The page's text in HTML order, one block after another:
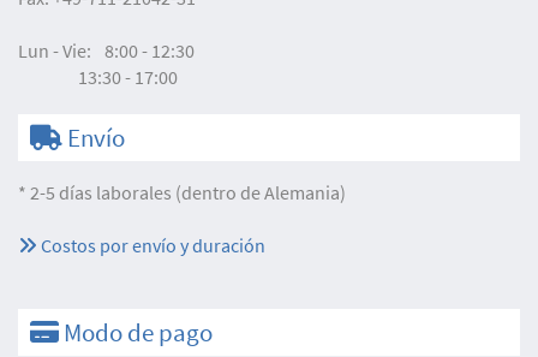
Lun - Vie: 8:00 - 12:30
13:30 - 17:00
Envío
* 2-5 días laborales (dentro de Alemania)
Costos por envío y duración
Modo de pago